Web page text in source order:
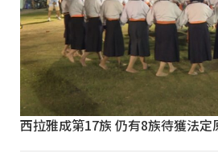
西拉雅成第17族 仍有8族待獲法定